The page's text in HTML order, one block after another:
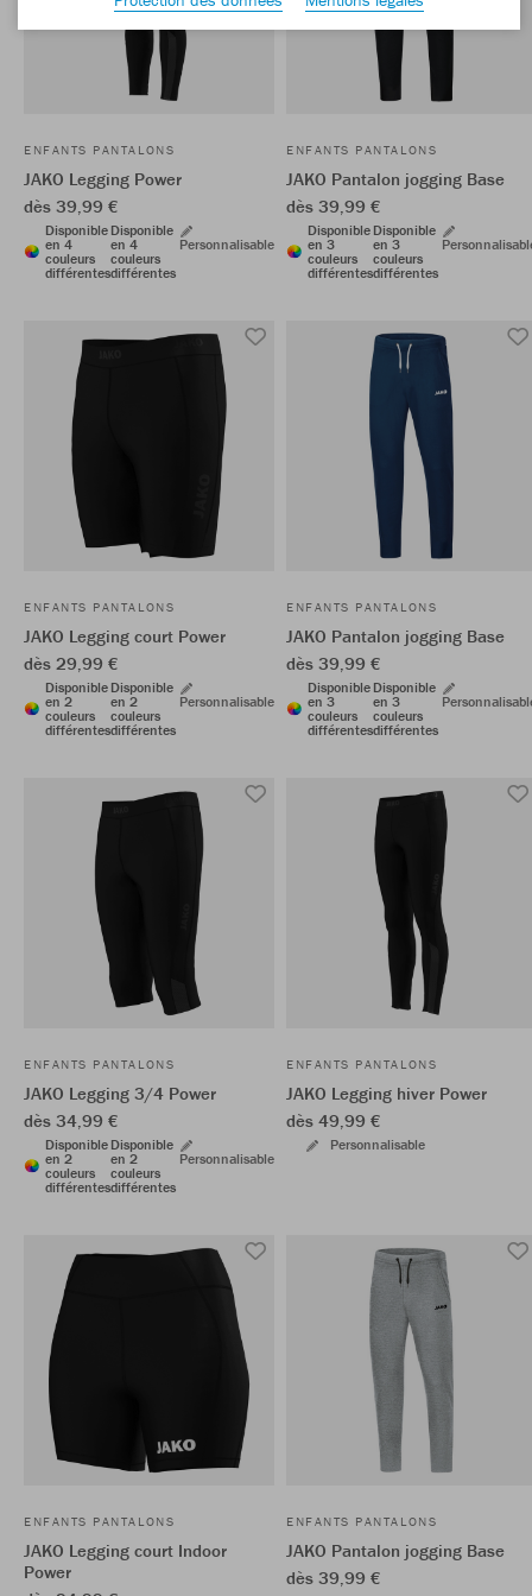
ENFANTS PANTALONS
JAKO Legging Power
dès 39,99 €
Disponible
en 4
couleurs
différentes
Disponible
en 4
couleurs
différentes
Personnalisable
ENFANTS PANTALONS
JAKO Pantalon jogging Base
dès 39,99 €
Disponible
en 3
couleurs
différentes
Disponible
en 3
couleurs
différentes
ENFANTS PANTALONS
JAKO Legging court Power
dès 29,99 €
Disponible
en 2
couleurs
différentes
Disponible
en 2
couleurs
différentes
Personnalisable
ENFANTS PANTALONS
JAKO Pantalon jogging Base
dès 39,99 €
Disponible
en 3
couleurs
différentes
Disponible
en 3
couleurs
différentes
ENFANTS PANTALONS
JAKO Legging 3/4 Power
dès 34,99 €
Disponible
en 2
couleurs
différentes
Disponible
en 2
couleurs
différentes
Personnalisable
ENFANTS PANTALONS
JAKO Legging hiver Power
dès 49,99 €
Personnalisable
ENFANTS PANTALONS
JAKO Legging court Indoor
Power
ENFANTS PANTALONS
JAKO Pantalon jogging Base
dès 39,99 €